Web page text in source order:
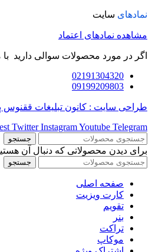
نمادهای سایت
مشاهده نمادهای اعتماد
اگر در مورد محصولات سوالی دارید با
02191304320
09199209803
طراحی سایت : کانون تبلیغات ققنوس
Twitter InstagramYoutube Telegram
جستجو
برای دیدن محصولاتی که دنبال آن
جستجو
صفحه اصلی
کارت ویزیت
تقویم
بنر
تراکت
موکاپ